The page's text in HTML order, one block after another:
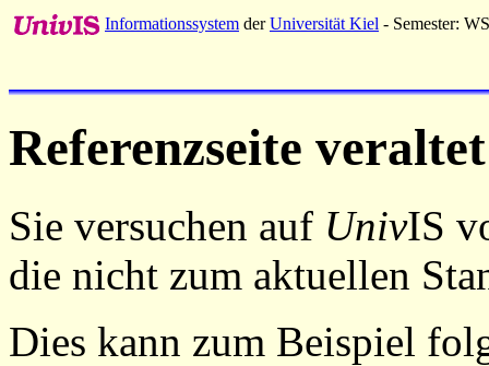
Informationssystem derUniversität Kiel - Semester:
Referenzseite veraltet
Sie versuchen auf UnivIS
die nicht zum aktuellen
Dies kann zum Beispiel